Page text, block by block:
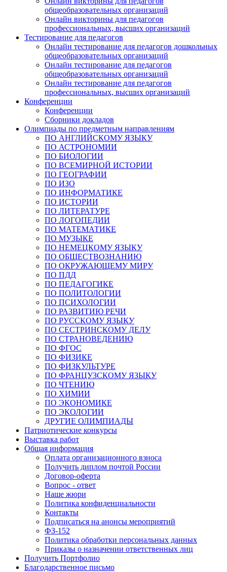
общеобразовательных организаций
Онлайн викторины для педагогов
профессиональных, высших организаций
Тестирование для педагогов
Онлайн тестирование для педагогов дошкольных
общеобразовательных организаций
Онлайн тестирование для педагогов
общеобразовательных организаций
Онлайн тестирование для педагогов
профессиональных, высших организаций
Конференции
Конференции
Сборники докладов
Олимпиады по предметным направлениям
ПО АНГЛИЙСКОМУ ЯЗЫКУ
ПО АСТРОНОМИИ
ПО БИОЛОГИИ
ПО ВСЕМИРНОЙ ИСТОРИИ
ПО ГЕОГРАФИИ
ПО ИЗО
ПО ИНФОРМАТИКЕ
ПО ИСТОРИИ
ПО ЛИТЕРАТУРЕ
ПО ЛОГОПЕДИИ
ПО МАТЕМАТИКЕ
ПО МУЗЫКЕ
ПО НЕМЕЦКОМУ ЯЗЫКУ
ПО ОБЩЕСТВОЗНАНИЮ
ПО ОКРУЖАЮЩЕМУ МИРУ
ПО ПДД
ПО ПЕДАГОГИКЕ
ПО ПОЛИТОЛОГИИ
ПО ПСИХОЛОГИИ
ПО РАЗВИТИЮ РЕЧИ
ПО РУССКОМУ ЯЗЫКУ
ПО СЕСТРИНСКОМУ ДЕЛУ
ПО СТРАНОВЕДЕНИЮ
ПО ФГОС
ПО ФИЗИКЕ
ПО ФИЗКУЛЬТУРЕ
ПО ФРАНЦУЗСКОМУ ЯЗЫКУ
ПО ЧТЕНИЮ
ПО ХИМИИ
ПО ЭКОНОМИКЕ
ПО ЭКОЛОГИИ
ДРУГИЕ ОЛИМПИАДЫ
Патриотические конкурсы
Выставка работ
Общая информация
Оплата организационного взноса
Получить диплом почтой России
Договор-оферта
Вопрос - ответ
Наше жюри
Политика конфиденциальности
Контакты
Подписаться на анонсы мероприятий
ФЗ-152
Политика обработки персональных данных
Приказы о назначении ответственных лиц
Получить Портфолио
Благодарственное письмо